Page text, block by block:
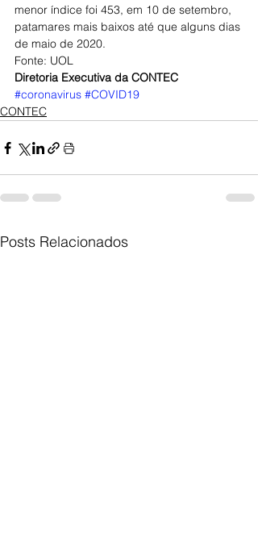
menor índice foi 453, em 10 de setembro,
patamares mais baixos até que alguns dias
de maio de 2020.
Fonte: UOL
Diretoria Executiva da CONTEC
#coronavirus #COVID19
CONTEC
Posts Relacionados